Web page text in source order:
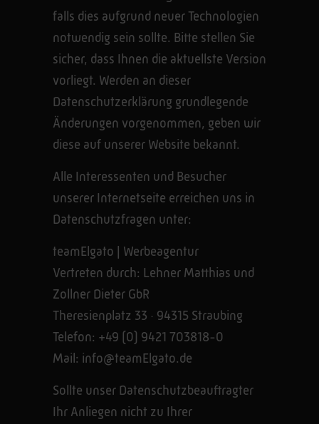
falls dies aufgrund neuer Technologien
notwendig sein sollte. Bitte stellen Sie
sicher, dass Ihnen die aktuellste Version
vorliegt. Werden an dieser
Datenschutzerklärung grundlegende
Änderungen vorgenommen, geben wir
diese auf unserer Website bekannt.
Alle Interessenten und Besucher
unserer Internetseite erreichen uns in
Datenschutzfragen unter:
teamElgato | Werbeagentur
Vertreten durch: Lehner Matthias und
Zollner Dieter GbR
Theresienplatz 33 · 94315 Straubing
Telefon: +49 (0) 9421 703818-0
Mail: info@teamElgato.de
Sollte unser Datenschutzbeauftragter
Ihr Anliegen nicht zu Ihrer